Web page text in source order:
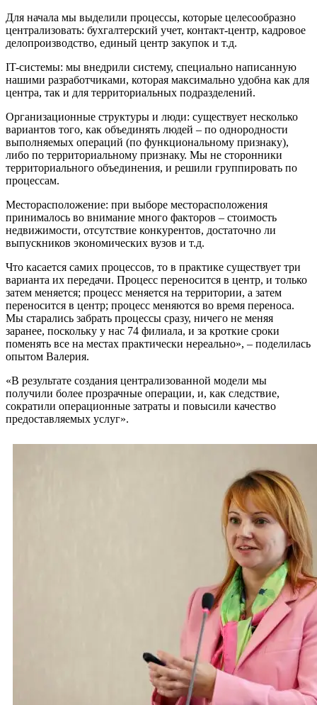
Для начала мы выделили процессы, которые целесообразно
централизовать: бухгалтерский учет, контакт-центр, кадровое
делопроизводство, единый центр закупок и т.д.
IT-системы: мы внедрили систему, специально написанную
нашими разработчиками, которая максимально удобна как для
центра, так и для территориальных подразделений.
Организационные структуры и люди: существует несколько
вариантов того, как объединять людей – по однородности
выполняемых операций (по функциональному признаку),
либо по территориальному признаку. Мы не сторонники
территориального объединения, и решили группировать по
процессам.
Месторасположение: при выборе месторасположения
принималось во внимание много факторов – стоимость
недвижимости, отсутствие конкурентов, достаточно ли
выпускников экономических вузов и т.д.
Что касается самих процессов, то в практике существует три
варианта их передачи. Процесс переносится в центр, и только
затем меняется; процесс меняется на территории, а затем
переносится в центр; процесс меняются во время переноса.
Мы старались забрать процессы сразу, ничего не меняя
заранее, поскольку у нас 74 филиала, и за кроткие сроки
поменять все на местах практически нереально», – поделилась
опытом Валерия.
«В результате создания централизованной модели мы
получили более прозрачные операции, и, как следствие,
сократили операционные затраты и повысили качество
предоставляемых услуг».